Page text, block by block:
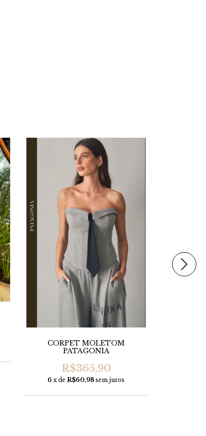
CORPET MOLETOM
PATAGONIA
R$365,90
6 x de R$60,98 sem juros